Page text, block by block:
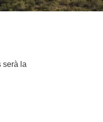
serà la